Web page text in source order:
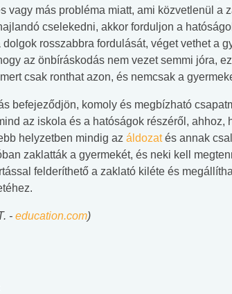
vagy más probléma miatt, ami közvetlenül a
cselekedni, akkor forduljon a
rosszabbra fordulását, véget vethet a
az önbíráskodás nem vezet semmi jóra,
csak ronthat azon, és nemcsak a
befejeződjön, komoly és megbízható
az iskola és a hatóságok részéről, ahhoz,
helyzetben mindig az áldozatés annak
zaklatták a gyermekét, és neki kell
felderíthető a zaklató kiléte és
- education.com)